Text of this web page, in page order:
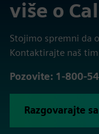
više o
Stojimo spremni da
Kontaktirajte naš tim
Pozovite: 1-800-
Razgovarajte